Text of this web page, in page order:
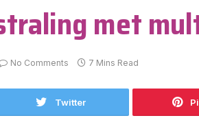
met
No Comments 7 Mins Read
Twitter